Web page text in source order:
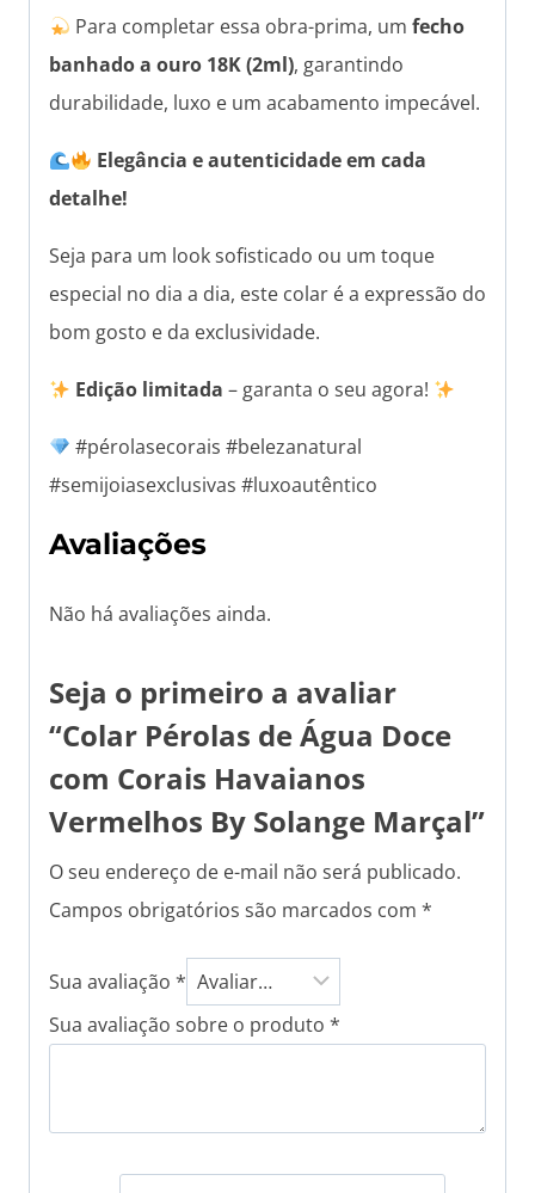
Para completar essa obra-prima, umfecho
banhado a ouro 18K (2ml), garantindo
durabilidade, luxo e um acabamento impecável.
Elegância e autenticidade em cada
detalhe!
Seja para um look sofisticado ou um toque
especial no dia a dia, este colar é a expressão do
bom gosto e da exclusividade.
Edição limitada – garanta o seu agora!
#pérolasecorais #belezanatural
#semijoiasexclusivas #luxoautêntico
Avaliações
Não há avaliações ainda.
Seja o primeiro a avaliar
“Colar Pérolas de Água Doce
com Corais Havaianos
Vermelhos By Solange Marçal”
O seu endereço de e-mail não será publicado.
Campos obrigatórios são marcados com *
Sua avaliação *
Sua avaliação sobre o produto *